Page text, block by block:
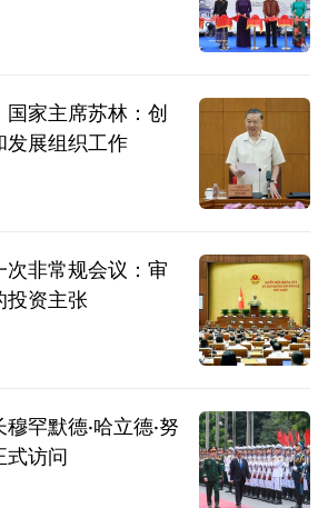
家主席苏林：创
发展组织工作
非常规会议：审
投资主张
罕默德·哈立德·努
式访问